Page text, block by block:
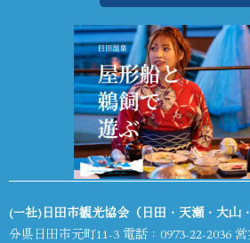
(一社)日田市観光協会（日田・天瀬・大山
分県日田市元町11-3 電話： 0973-22-2036